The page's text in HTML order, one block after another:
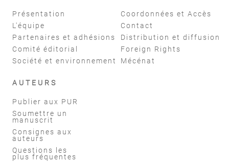
Présentation
L'équipe
Partenaires et adhésions
Comité éditorial
Société et environnement
Coordonnées et Accès
Contact
Distribution et diffusion
Foreign Rights
Mécénat
AUTEURS
Publier aux PUR
Soumettre un
manuscrit
Consignes aux
auteurs
Questions les
plus fréquentes